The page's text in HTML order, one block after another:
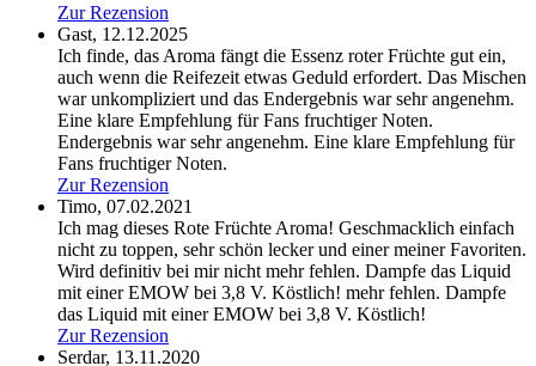
Zur Rezension
Gast, 12.12.2025
Ich finde, das Aroma fängt die Essenz roter Früchte gut ein,
auch wenn die Reifezeit etwas Geduld erfordert. Das Mischen
war unkompliziert und das Endergebnis war sehr angenehm.
Eine klare Empfehlung für Fans fruchtiger Noten.
Endergebnis war sehr angenehm. Eine klare Empfehlung für
Fans fruchtiger Noten.
Zur Rezension
Timo, 07.02.2021
Ich mag dieses Rote Früchte Aroma! Geschmacklich einfach
nicht zu toppen, sehr schön lecker und einer meiner Favoriten.
Wird definitiv bei mir nicht mehr fehlen. Dampfe das Liquid
mit einer EMOW bei 3,8 V. Köstlich! mehr fehlen. Dampfe
das Liquid mit einer EMOW bei 3,8 V. Köstlich!
Zur Rezension
Serdar, 13.11.2020